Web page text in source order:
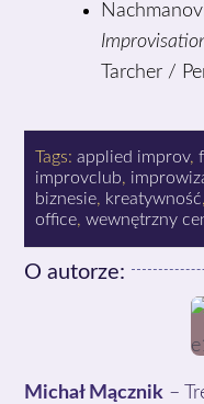
Tarcher /
Tags:applied improv,
improvclub,
biznesie, kreatywność,
office,wewnętrzny
O autorze:
Michał Mącznik –